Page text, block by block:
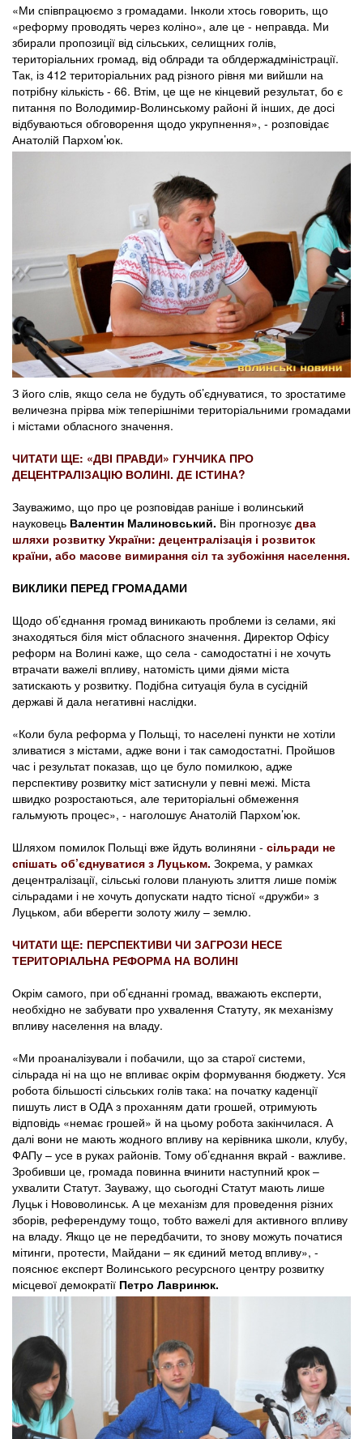
«Ми співпрацюємо з громадами. Інколи хтось говорить, що
«реформу проводять через коліно», але це - неправда. Ми
збирали пропозиції від сільських, селищних голів,
територіальних громад, від облради та облдержадміністрації.
Так, із 412 територіальних рад різного рівня ми вийшли на
потрібну кількість - 66. Втім, це ще не кінцевий результат, бо є
питання по Володимир-Волинському районі й інших, де досі
відбуваються обговорення щодо укрупнення», - розповідає
Анатолій Пархом’юк.
З його слів, якщо села не будуть об’єднуватися, то зростатиме
величезна прірва між теперішніми територіальними громадами
і містами обласного значення.
ЧИТАТИ ЩЕ: «ДВІ ПРАВДИ» ГУНЧИКА ПРО
ДЕЦЕНТРАЛІЗАЦІЮ ВОЛИНІ. ДЕ ІСТИНА?
Зауважимо, що про це розповідав раніше і волинський
науковець Валентин Малиновський. Він прогнозує два
шляхи розвитку України: децентралізація і розвиток
країни, або масове вимирання сіл та зубожіння населення.
ВИКЛИКИ ПЕРЕД ГРОМАДАМИ
Щодо об’єднання громад виникають проблеми із селами, які
знаходяться біля міст обласного значення. Директор Офісу
реформ на Волині каже, що села - самодостатні і не хочуть
втрачати важелі впливу, натомість цими діями міста
затискають у розвитку. Подібна ситуація була в сусідній
державі й дала негативні наслідки.
«Коли була реформа у Польщі, то населені пункти не хотіли
зливатися з містами, адже вони і так самодостатні. Пройшов
час і результат показав, що це було помилкою, адже
перспективу розвитку міст затиснули у певні межі. Міста
швидко розростаються, але територіальні обмеження
гальмують процес», - наголошує Анатолій Пархом’юк.
Шляхом помилок Польщі вже йдуть волиняни - сільради не
спішать об’єднуватися з Луцьком. Зокрема, у рамках
децентралізації, сільські голови планують злиття лише поміж
сільрадами і не хочуть допускати надто тісної «дружби» з
Луцьком, аби вберегти золоту жилу – землю.
ЧИТАТИ ЩЕ: ПЕРСПЕКТИВИ ЧИ ЗАГРОЗИ НЕСЕ
ТЕРИТОРІАЛЬНА РЕФОРМА НА ВОЛИНІ
Окрім самого, при об’єднанні громад, вважають експерти,
необхідно не забувати про ухвалення Статуту, як механізму
впливу населення на владу.
«Ми проаналізували і побачили, що за старої системи,
сільрада ні на що не впливає окрім формування бюджету. Уся
робота більшості сільських голів така: на початку каденції
пишуть лист в ОДА з проханням дати грошей, отримують
відповідь «немає грошей» й на цьому робота закінчилася. А
далі вони не мають жодного впливу на керівника школи, клубу,
ФАПу – усе в руках районів. Тому об’єднання вкрай - важливе.
Зробивши це, громада повинна вчинити наступний крок –
ухвалити Статут. Зауважу, що сьогодні Статут мають лише
Луцьк і Нововолинськ. А це механізм для проведення різних
зборів, референдуму тощо, тобто важелі для активного впливу
на владу. Якщо це не передбачити, то знову можуть початися
мітинги, протести, Майдани – як єдиний метод впливу», -
пояснює експерт Волинського ресурсного центру розвитку
місцевої демократії Петро Лавринюк.